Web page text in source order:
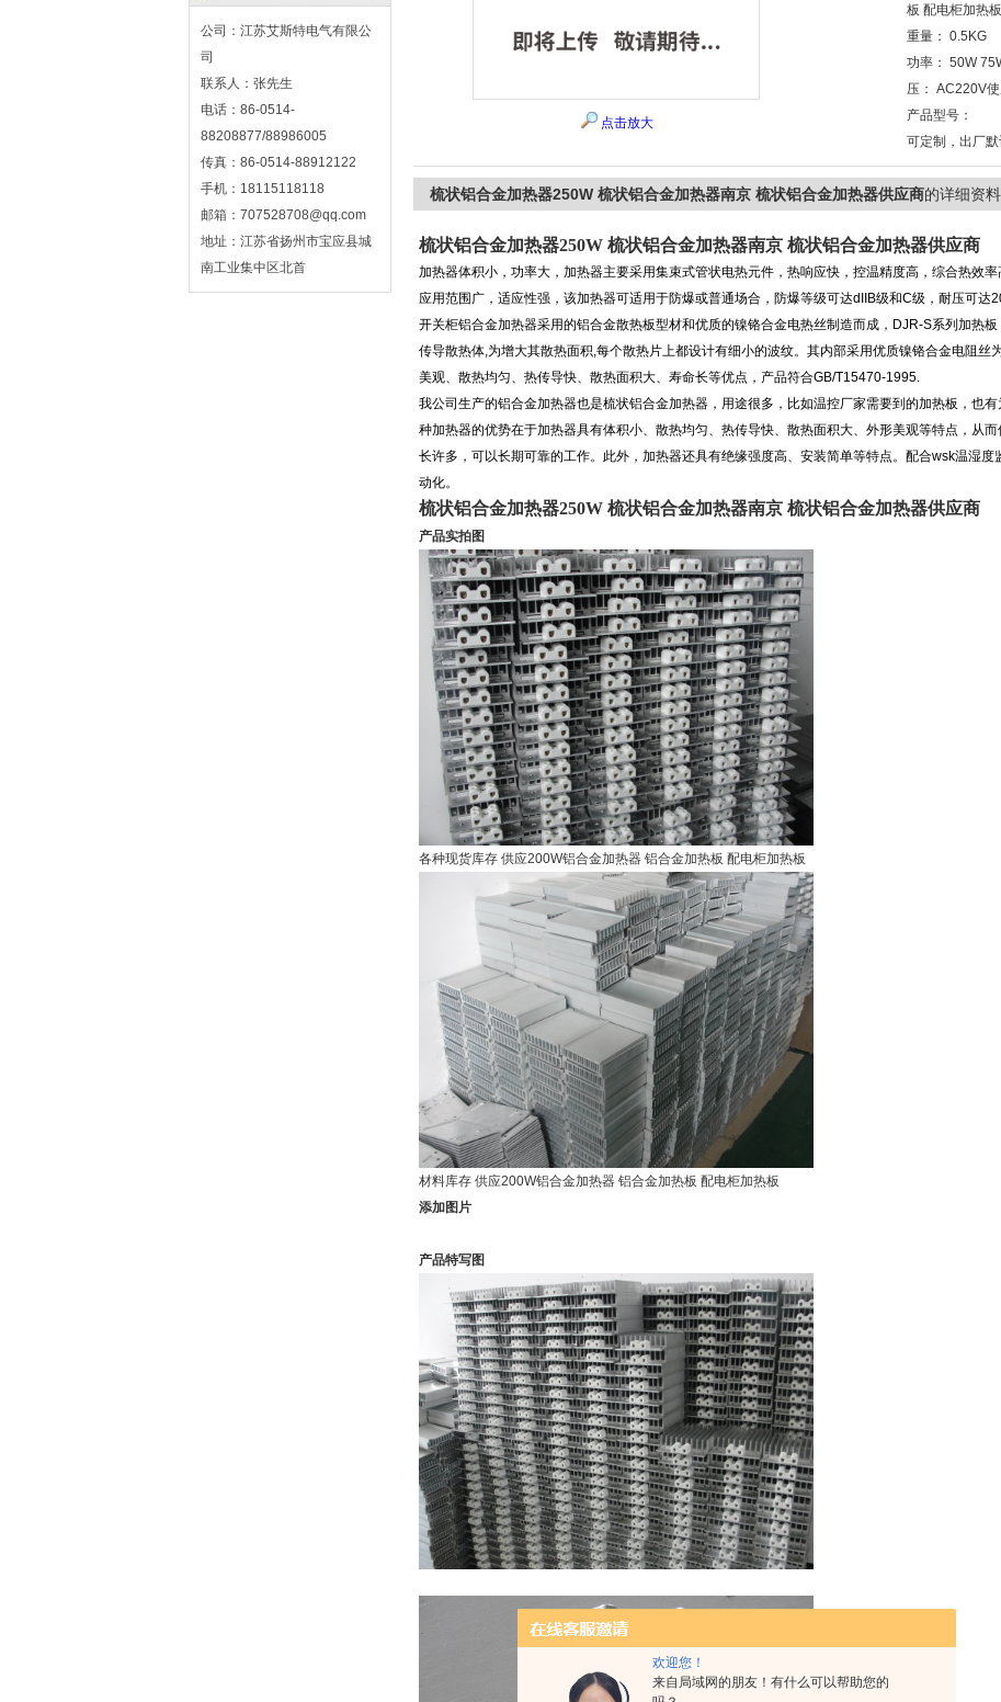
欢迎您！
来自局域网的朋友！有什么可以帮助您的
公司：江苏艾斯特电气有限公
司
联系人：张先生
电话：86-0514-
88208877/88986005
传真：86-0514-88912122
手机：18115118118
邮箱：707528708@qq.com
地址：江苏省扬州市宝应县城
南工业集中区北首
点击放大
板 配电柜加热板
重量： 0.5KG
功率： 50W
压： AC220V
产品型号：
可定制，出厂
梳状铝合金加热器250W 梳状铝合金加热器南京 梳状铝合金加热器供应商的详细资料
梳状铝合金加热器250W 梳状铝合金加热器南京 梳状铝合金加热器供应商
加热器体积小，功率大，加热器主要采用集束式管状电热元件，热响应快，控温精度高，综合热效率
应用范围广，适应性强，该加热器可适用于防爆或普通场合，防爆等级可达dIIB级和C级，耐压可达
开关柜铝合金加热器采用的铝合金散热板型材和优质的镍铬合金电热丝制造而成，DJR-S系列加热
传导散热体,为增大其散热面积,每个散热片上都设计有细小的波纹。其内部采用优质镍铬合金电阻丝
美观、散热均匀、热传导快、散热面积大、寿命长等优点，产品符合GB/T15470-1995.
我公司生产的铝合金加热器也是梳状铝合金加热器，用途很多，比如温控厂家需要到的加热板，也
种加热器的优势在于加热器具有体积小、散热均匀、热传导快、散热面积大、外形美观等特点，从
长许多，可以长期可靠的工作。此外，加热器还具有绝缘强度高、安装简单等特点。配合wsk温湿
动化。
梳状铝合金加热器250W 梳状铝合金加热器南京 梳状铝合金加热器供应商
产品实拍图
各种现货库存 供应200W铝合金加热器 铝合金加热板 配电柜加热板
材料库存 供应200W铝合金加热器 铝合金加热板 配电柜加热板
添加图片
产品特写图